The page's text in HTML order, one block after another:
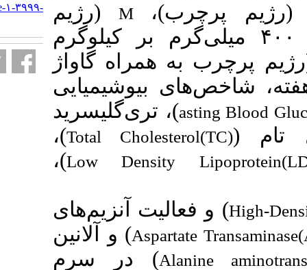
M
(رژیم
گاواژ ۴۰۰ میلی‌گرم بر کیلوگرم
همراه گاواژ
شاخص‌های بیوشیمیایی
)، تری‌گلیسرید
Total)،
Low Density )،
آنزیم‌های
) و آلانین
) در سرم
http://nsft.sbmu.ac.ir/article-۱-۳۹۹۹-